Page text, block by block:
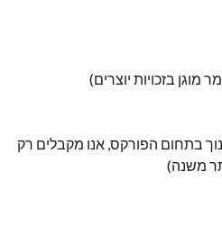
מוגן בזכויות יוצרים)
בתחום הפורקס, אנו מקבלים רק
משנה)